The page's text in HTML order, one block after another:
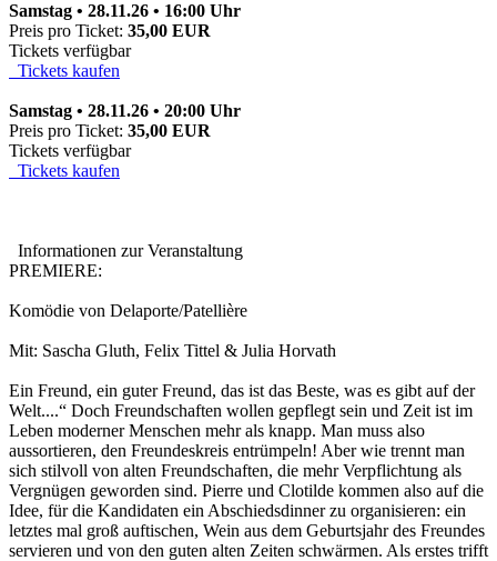
Samstag • 28.11.26 • 16:00 Uhr
Preis pro Ticket: 35,00 EUR
Tickets verfügbar
Tickets kaufen
Samstag • 28.11.26 • 20:00 Uhr
Preis pro Ticket: 35,00 EUR
Tickets verfügbar
Tickets kaufen
Informationen zur Veranstaltung
PREMIERE:
Komödie von Delaporte/Patellière
Mit: Sascha Gluth, Felix Tittel & Julia Horvath
Ein Freund, ein guter Freund, das ist das Beste, was es gibt auf der
Welt....“ Doch Freundschaften wollen gepflegt sein und Zeit ist im
Leben moderner Menschen mehr als knapp. Man muss also
aussortieren, den Freundeskreis entrümpeln! Aber wie trennt man
sich stilvoll von alten Freundschaften, die mehr Verpflichtung als
Vergnügen geworden sind. Pierre und Clotilde kommen also auf die
Idee, für die Kandidaten ein Abschiedsdinner zu organisieren: ein
letztes mal groß auftischen, Wein aus dem Geburtsjahr des Freundes
servieren und von den guten alten Zeiten schwärmen. Als erstes trifft